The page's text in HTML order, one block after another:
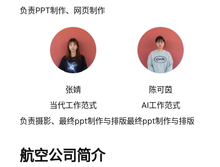
负责PPT制作、网页制作
张婧
当代工作范式
负责摄影、最终ppt制作与排版
陈可茵
AI工作范式
最终ppt制作与排版
航空公司简介